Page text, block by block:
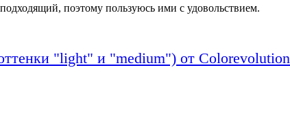
поэтому пользуюсь ими с удовольствием.
"light" и "medium") от Colorevolution